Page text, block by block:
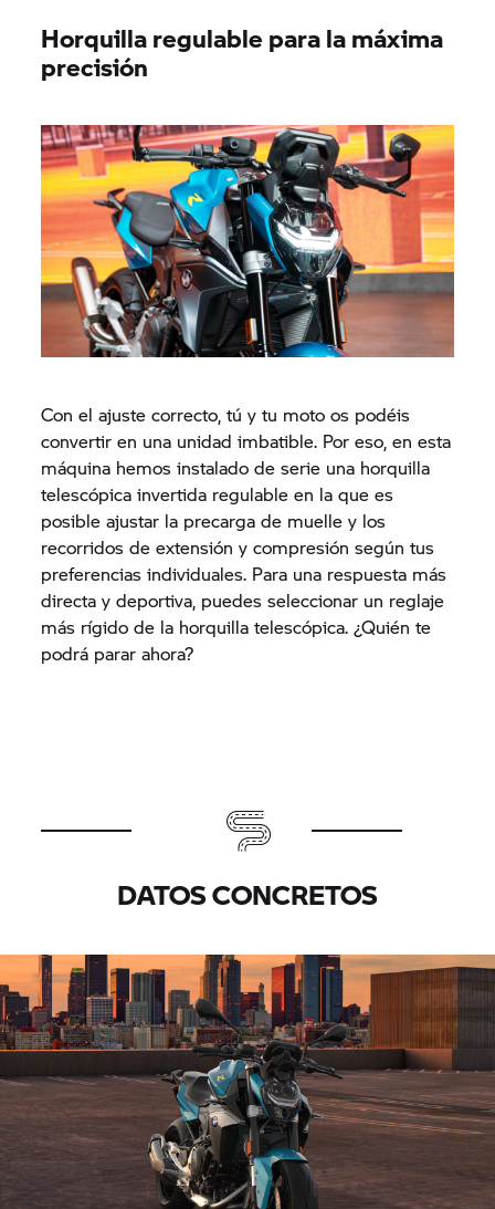
Horquilla regulable para la máxima
precisión
Con el ajuste correcto, tú y tu moto os podéis
convertir en una unidad imbatible. Por eso, en esta
máquina hemos instalado de serie una horquilla
telescópica invertida regulable en la que es
posible ajustar la precarga de muelle y los
recorridos de extensión y compresión según tus
preferencias individuales. Para una respuesta más
directa y deportiva, puedes seleccionar un reglaje
más rígido de la horquilla telescópica. ¿Quién te
podrá parar ahora?
DATOS CONCRETOS